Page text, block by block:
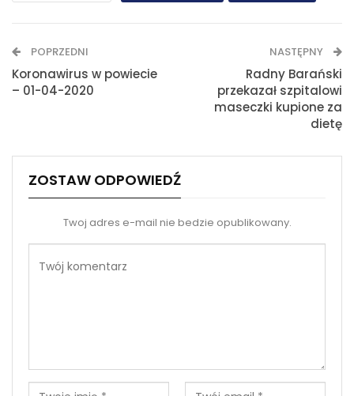
Drukuj
POPRZEDNI
Koronawirus w powiecie
– 01-04-2020
NASTĘPNY
Radny Barański
przekazał szpitalowi
maseczki kupione za
dietę
ZOSTAW ODPOWIEDŹ
Twoj adres e-mail nie bedzie opublikowany.